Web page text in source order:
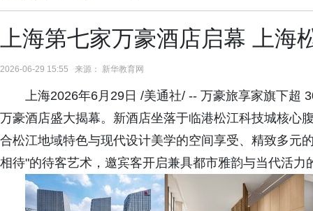
上海第七家万豪酒店启幕 上
2026-06-29 15:55 来源： 新华教育网
上海2026年6月29日 /美通社/ -- 万豪旅享家旗下超
万豪酒店盛大揭幕。新酒店坐落于临港松江科技城核心
合松江地域特色与现代设计美学的空间享受、精致多元
相待"的待客艺术，邀宾客开启兼具都市雅韵与当代活力